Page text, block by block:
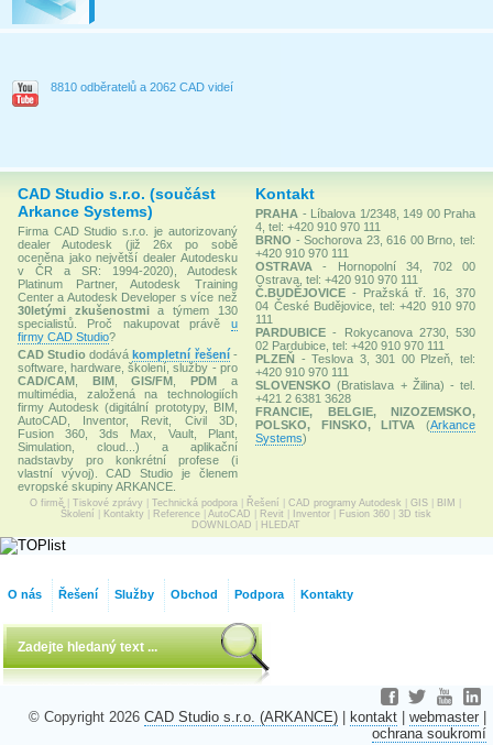
8810 odběratelů a 2062 CAD videí
CAD Studio s.r.o. (součást
Arkance Systems)
Firma CAD Studio s.r.o. je autorizovaný
dealer Autodesk (již 26x po sobě
oceněna jako největší dealer Autodesku
v ČR a SR: 1994-2020), Autodesk
Platinum Partner, Autodesk Training
Center a Autodesk Developer s více než
30letými zkušenostmia týmem 130
specialistů. Proč nakupovat právě u
firmy CAD Studio?
CAD Studio dodávákompletní řešení-
software, hardware, školení, služby - pro
CAD/CAM
BIM,GIS/FM ,PDM a
multimédia, založená na technologiích
firmy Autodesk (digitální prototypy, BIM,
AutoCAD, Inventor, Revit, Civil 3D,
Fusion 360, 3ds Max, Vault, Plant,
Simulation, cloud...) a aplikační
nadstavby pro konkrétní profese (i
vlastní vývoj). CAD Studio je členem
evropské skupiny ARKANCE.
Kontakt
PRAHA - Líbalova 1/2348, 149 00 Praha
4, tel: +420 910 970 111
BRNO - Sochorova 23, 616 00 Brno, tel:
+420 910 970 111
OSTRAVA
- Hornopolní 34, 702 00
Ostrava, tel: +420 910 970 111
Č.BUDĚJOVICE - Pražská tř. 16, 370
04 České Budějovice, tel: +420 910 970
111
PARDUBICE - Rokycanova 2730, 530
02 Pardubice, tel: +420 910 970 111
PLZEŇ - Teslova 3, 301 00 Plzeň, tel:
+420 910 970 111
SLOVENSKO (Bratislava + Žilina) - tel.
+421 2 6381 3628
FRANCIE, BELGIE, NIZOZEMSKO,
POLSKO, FINSKO, LITVA
(Arkance
Systems)
O firmě Tiskové zprávy Technická podpora Řešení CAD programy Autodesk GIS BIM
Školení
Kontakty Reference| AutoCAD Revit Inventor| Fusion 360| 3D tisk
DOWNLOAD
HLEDAT
O nás Řešení Služby Obchod Podpora Kontakty
© Copyright 2026 CAD Studio s.r.o. (ARKANCE) kontakt webmaster
ochrana soukromí